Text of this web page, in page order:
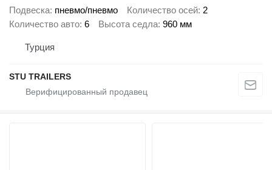
Подвеска пневмо/пневмо Количество осей 2
Количество авто 6 Высота седла 960 мм
Турция
STU TRAILERS